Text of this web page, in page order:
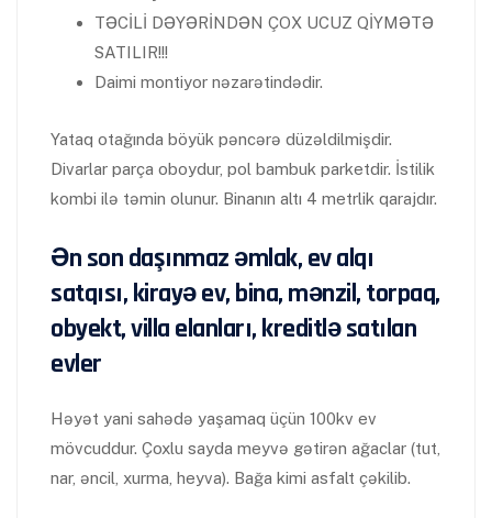
TƏCİLİ DƏYƏRİNDƏN ÇOX UCUZ QİYMƏTƏ
SATILIR!!!
Daimi montiyor nəzarətindədir.
Yataq otağında böyük pəncərə düzəldilmişdir.
Divarlar parça oboydur, pol bambuk parketdir. İstilik
kombi ilə təmin olunur. Binanın altı 4 metrlik qarajdır.
Ən son daşınmaz əmlak, ev alqı
satqısı, kirayə ev, bina, mənzil, torpaq,
obyekt, villa elanları, kreditlə satılan
evler
Həyət yani sahədə yaşamaq üçün 100kv ev
mövcuddur. Çoxlu sayda meyvə gətirən ağaclar (tut,
nar, əncil, xurma, heyva). Bağa kimi asfalt çəkilib.